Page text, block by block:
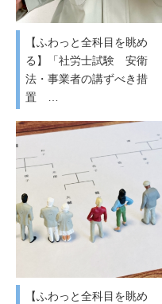
【ふわっと全科目を眺め
る】「社労士試験 安衛
法・事業者の講ずべき措
置 …
【ふわっと全科目を眺め